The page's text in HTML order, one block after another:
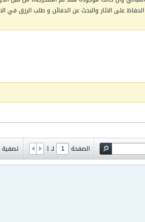
على الاثار والبحث عن الدفائن و طلب الرزق في
الصفحة لـ1 تصفية